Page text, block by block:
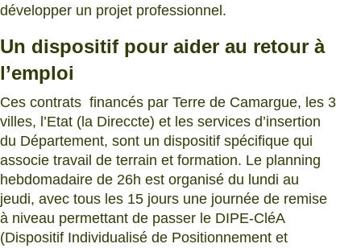
développer un projet professionnel.
Un dispositif pour aider au retour à
l’emploi
Ces contrats financés par Terre de Camargue, les 3
villes, l’Etat (la Direccte) et les services d’insertion
du Département, sont un dispositif spécifique qui
associe travail de terrain et formation. Le planning
hebdomadaire de 26h est organisé du lundi au
jeudi, avec tous les 15 jours une journée de remise
à niveau permettant de passer le DIPE-CléA
(Dispositif Individualisé de Positionnement et